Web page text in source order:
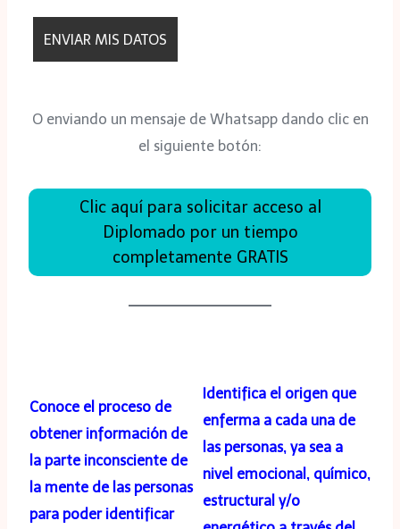
O enviando un mensaje de Whatsapp dando clic en
el siguiente botón:
Clic aquí para solicitar acceso al
Diplomado por un tiempo
completamente GRATIS
Conoce el proceso de
obtener información de
la parte inconsciente de
la mente de las personas
para poder identificar
Identifica el origen que
enferma a cada una de
las personas, ya sea a
nivel emocional, químico,
estructural y/o